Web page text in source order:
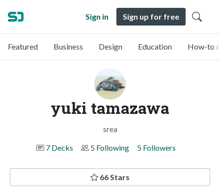
Sign in Sign up for free
Featured Business Design Education How-to
yuki tamazawa
srea
7 Decks
5 Following 5 Followers
66 Stars